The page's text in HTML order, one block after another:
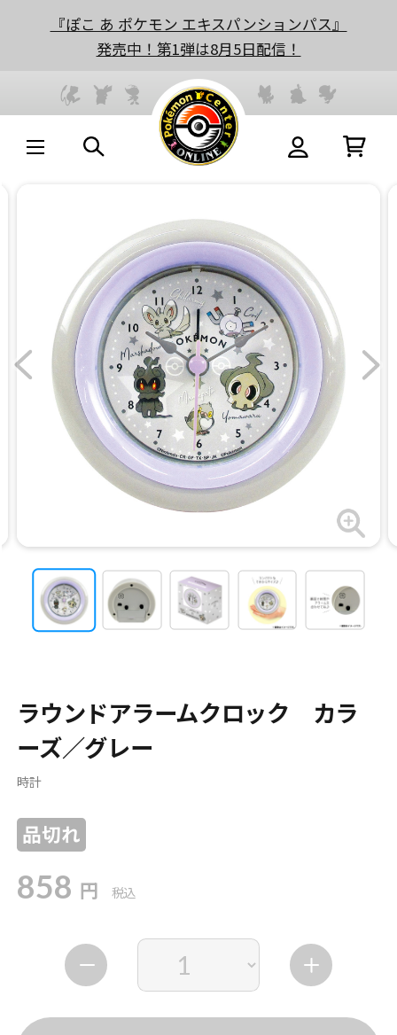
『ぽこ あ ポケモン エキスパンションパス』
発売中！第1弾は8月5日配信！
ラウンドアラームクロック カラ
ーズ／グレー
時計
品切れ
858 円 税込